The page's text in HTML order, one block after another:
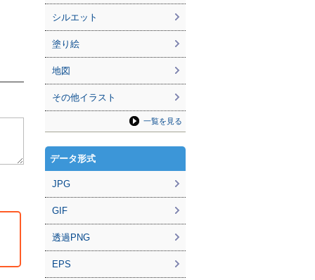
シルエット
塗り絵
地図
その他イラスト
一覧を見る
データ形式
JPG
GIF
透過PNG
EPS